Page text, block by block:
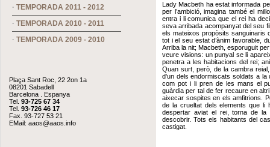
· TEMPORADA 2011 - 2012
· TEMPORADA 2010 - 2011
· TEMPORADA 2009 - 2010
Plaça Sant Roc, 22 2on 1a
08201 Sabadell
Barcelona . Espanya
Tel. 93-725 67 34
Tel. 93-726 46 17
Fax. 93-727 53 21
EMail: aaos@aaos.info
Lady Macbeth ha estat informada
per l’ambició, imagina també el
entra i li comunica que el rei ha
seva arribada acompanyat del seu
els mateixos propòsits sanguinaris
tot i el seu estat d’ànim favorable,
Arriba la nit; Macbeth, esporuguit
veure visions: un punyal se li
penetra a les habitacions del rei;
Quan surt, però, de la cambra
d'un dels endormiscats soldats a la
com pot i li pren de les mans el
guàrdia per tal de fer recaure en
aixecar sospites en els amfitrions.
de la crueltat dels elements que li
despertar aviat el rei, torna de la
descobrir. Tots els habitants del
castigat.